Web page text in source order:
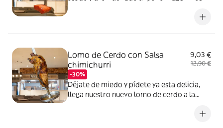
Lomo de Cerdo con Salsa
chimichurri
-30%
9,03 €
12,90 €
Déjate de miedo y pídete ya esta delicia,
llega nuestro nuevo lomo de cerdo a la
chimichurri que hará temblar tu paladar!